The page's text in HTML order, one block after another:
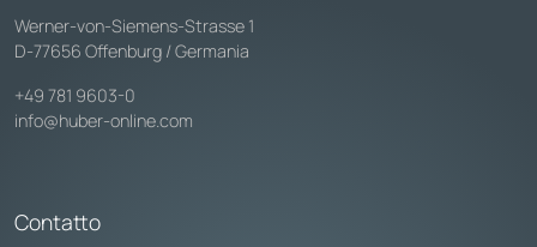
Werner-von-Siemens-Strasse 1
D-77656 Offenburg / Germania
+49 781 9603-0
info@huber-online.com
Contatto